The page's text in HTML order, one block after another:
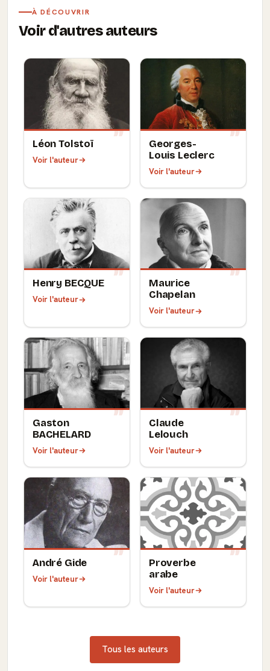
À DÉCOUVRIR
Voir d'autres auteurs
Léon Tolstoï
Voir l'auteur
Georges-
Louis Leclerc
Voir l'auteur
Henry BECQUE
Voir l'auteur
Maurice
Chapelan
Voir l'auteur
Gaston
BACHELARD
Voir l'auteur
Claude
Lelouch
Voir l'auteur
André Gide
Voir l'auteur
Proverbe
arabe
Voir l'auteur
Tous les auteurs